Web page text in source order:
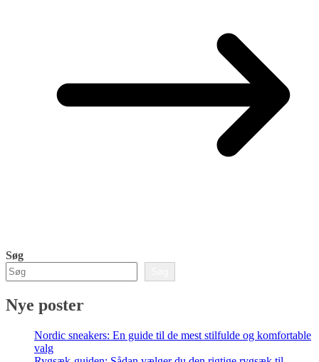
Søg
Nye poster
Nordic sneakers: En guide til de mest stilfulde og komfortable
valg